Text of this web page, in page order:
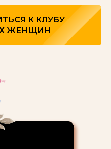
К КЛУБУ
ЖЕНЩИН